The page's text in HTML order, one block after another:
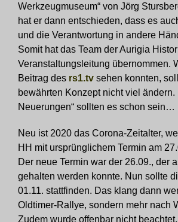
Werkzeugmuseum“ von Jörg
hat er dann entschieden, dass es
und die Verantwortung in andere
Somit hat das Team der Aurigia
Veranstaltungsleitung übernommen.
Beitrag des rs1.tv sehen konnten,
bewährten Konzept nicht viel ändern.
Neuerungen“ sollten es schon sein…
Neu ist 2020 das Corona-Zeitalter,
HH mit ursprünglichem Termin am
Der neue Termin war der 26.09., der
gehalten werden konnte. Nun sollte
01.11. stattfinden. Das klang dann
Oldtimer-Rallye, sondern mehr nach
Zudem wurde offenbar nicht